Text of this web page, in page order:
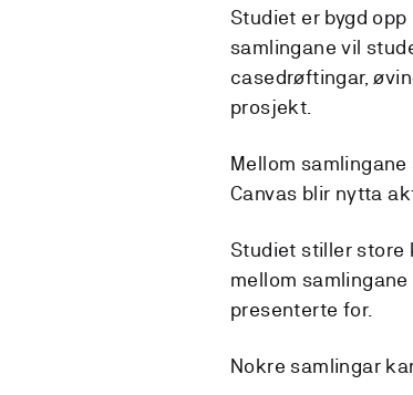
Studiet er bygd
samlingane vil
casedrøftingar,
prosjekt.
Mellom
Canvas blir nytta
Studiet stiller store
mellom
presenterte for.
Nokre samlingar